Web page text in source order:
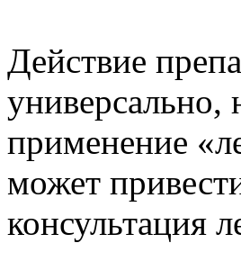
Действие
универсально,
применение
может
консультация